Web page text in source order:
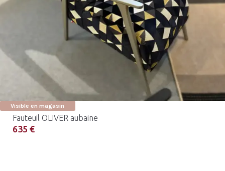
Visible en magasin
Fauteuil OLIVER aubaine
635 €